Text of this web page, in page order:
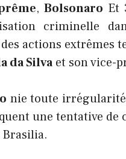
,Bolsonaro Et
criminelle
actions extrêmes
da Silvaet son vice-
nie toute
une tentative de